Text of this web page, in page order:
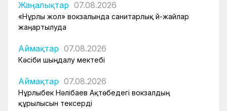
Жаңалықтар 07.08.2026
«Нұрлы жол» вокзалында санитарлық үй-жайлар
жаңартылуда
Аймақтар 07.08.2026
Кәсіби шыңдалу мектебі
Аймақтар 07.08.2026
Нұрлыбек Нәлібаев Ақтөбедегі вокзалдың
құрылысын тексерді